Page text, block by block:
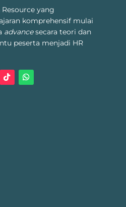
yang
komprehensif mulai
advancesecara teori dan
peserta menjadi HR